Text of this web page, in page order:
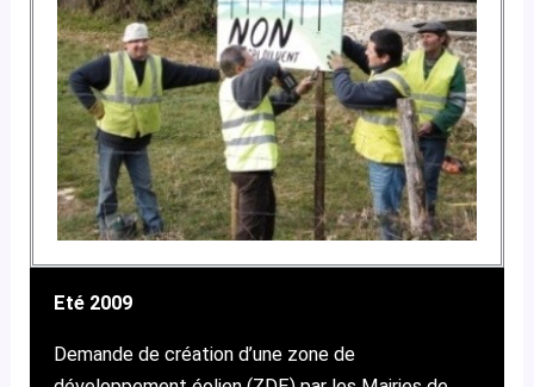
Eté 2009
Demande de création d’une zone de